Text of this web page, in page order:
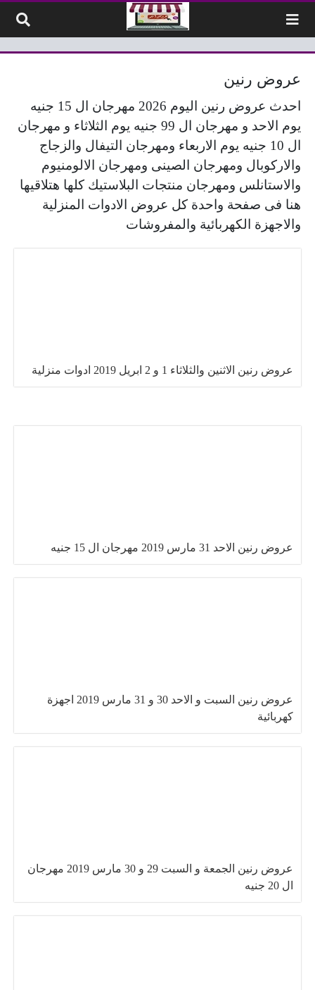
عروض رنين
احدث عروض رنين اليوم 2026 مهرجان ال 15 جنيه
يوم الاحد و مهرجان ال 99 جنيه يوم الثلاثاء و مهرجان
ال 10 جنيه يوم الاربعاء ومهرجان التيفال والزجاج
والاركوبال ومهرجان الصينى ومهرجان الالومنيوم
والاستانلس ومهرجان منتجات البلاستيك كلها هتلاقيها
هنا فى صفحة واحدة كل عروض الادوات المنزلية
والاجهزة الكهربائية والمفروشات
عروض رنين الاثنين والثلاثاء 1 و 2 ابريل 2019 ادوات منزلية
عروض رنين الاحد 31 مارس 2019 مهرجان ال 15 جنيه
عروض رنين السبت و الاحد 30 و 31 مارس 2019 اجهزة
كهربائية
عروض رنين الجمعة و السبت 29 و 30 مارس 2019 مهرجان
ال 20 جنيه